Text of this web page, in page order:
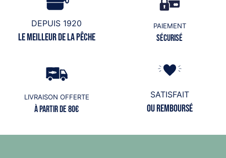
DEPUIS 1920
Le meilleur de la pêche
PAIEMENT
Sécurisé
LIVRAISON OFFERTE
à partir de 80€
SATISFAIT
ou remboursé